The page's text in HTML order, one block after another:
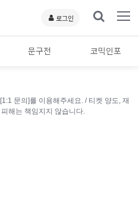
로그인
문구전 코믹인포
문의]를 이용해주세요. / 티켓 양도, 재
해는 책임지지 않습니다.